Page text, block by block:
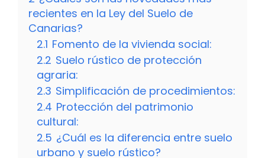
recientes en la Ley del Suelo de
Canarias?
2.1 Fomento de la vivienda social:
2.2 Suelo rústico de protección
agraria:
2.3 Simplificación de procedimientos:
2.4 Protección del patrimonio
cultural:
2.5 ¿Cuál es la diferencia entre suelo
urbano y suelo rústico?